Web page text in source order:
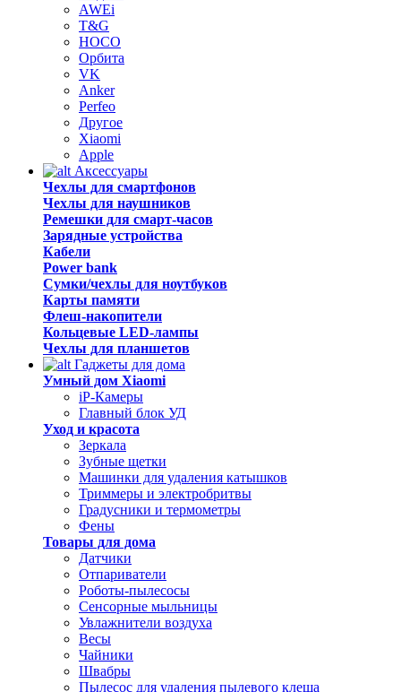
AWEi
T&G
HOCO
Орбита
VK
Anker
Perfeo
Другое
Xiaomi
Apple
Аксессуары
Чехлы для смартфонов
Чехлы для наушников
Ремешки для смарт-часов
Зарядные устройства
Кабели
Power bank
Сумки/чехлы для ноутбуков
Карты памяти
Флеш-накопители
Кольцевые LED-лампы
Чехлы для планшетов
Гаджеты для дома
Умный дом Xiaomi
iP-Камеры
Главный блок УД
Уход и красота
Зеркала
Зубные щетки
Машинки для удаления катышков
Триммеры и электробритвы
Градусники и термометры
Фены
Товары для дома
Датчики
Отпариватели
Роботы-пылесосы
Сенсорные мыльницы
Увлажнители воздуха
Весы
Чайники
Швабры
Пылесос для удаления пылевого клеща